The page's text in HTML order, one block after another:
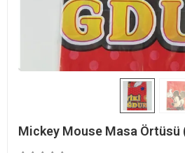
Mickey Mouse Masa Örtüsü